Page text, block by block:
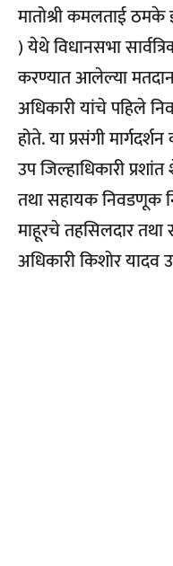
मातोश्री कमलताई
) येथे विधानसभा
करण्यात आलेल्या मतदान
अधिकारी यांचे पहिले
होते. या प्रसंगी
उप जिल्हाधिकारी
तथा सहायक निवडणूक
माहूरचे तहसिलदार
अधिकारी किशोर यादव